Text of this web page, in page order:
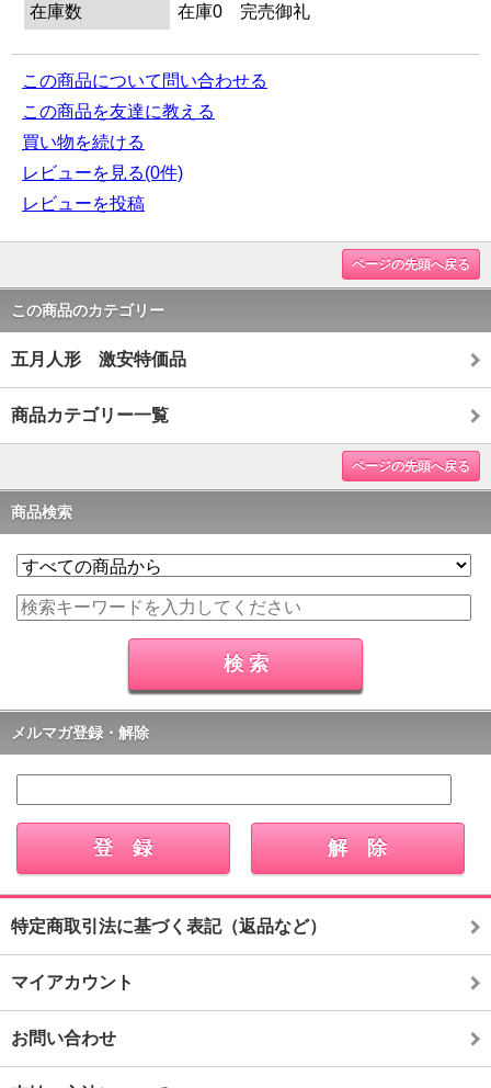
在庫数
在庫0 完売御礼
この商品について問い合わせる
この商品を友達に教える
買い物を続ける
レビューを見る(0件)
レビューを投稿
ページの先頭へ戻る
この商品のカテゴリー
五月人形 激安特価品
商品カテゴリー一覧
ページの先頭へ戻る
商品検索
メルマガ登録・解除
特定商取引法に基づく表記（返品など）
マイアカウント
お問い合わせ